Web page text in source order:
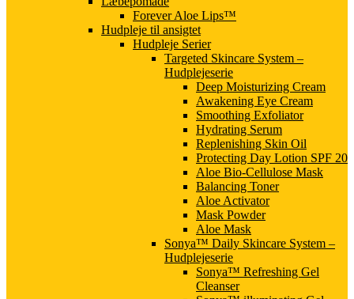
Forever Aloe Lips™
Hudpleje til ansigtet
Hudpleje Serier
Targeted Skincare System –
Hudplejeserie
Deep Moisturizing Cream
Awakening Eye Cream
Smoothing Exfoliator
Hydrating Serum
Replenishing Skin Oil
Protecting Day Lotion SPF 20
Aloe Bio-Cellulose Mask
Balancing Toner
Aloe Activator
Mask Powder
Aloe Mask
Sonya™ Daily Skincare System –
Hudplejeserie
Sonya™ Refreshing Gel
Cleanser